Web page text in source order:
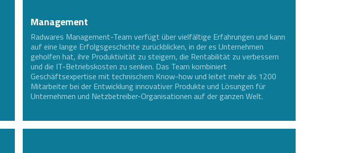
Management
Radwares Management-Team verfügt über vielfältige Erfahrungen und kann
auf eine lange Erfolgsgeschichte zurückblicken, in der es Unternehmen
geholfen hat, ihre Produktivität zu steigern, die Rentabilität zu verbessern
und die IT-Betriebskosten zu senken. Das Team kombiniert
Geschäftsexpertise mit technischem Know-how und leitet mehr als 1200
Mitarbeiter bei der Entwicklung innovativer Produkte und Lösungen für
Unternehmen und Netzbetreiber-Organisationen auf der ganzen Welt.